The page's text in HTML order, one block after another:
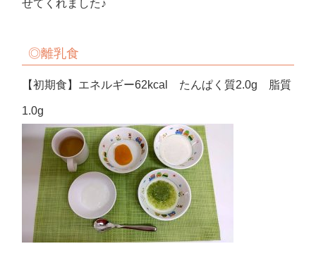
せてくれました♪
◎離乳食
【初期食】エネルギー62kcal たんぱく質2.0g 脂質
1.0g